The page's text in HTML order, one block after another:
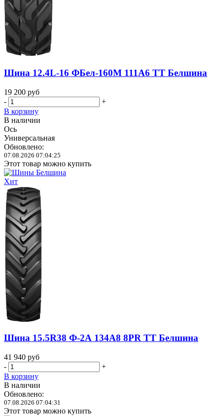
Шина 12.4L-16 ФБел-160М 111A6 TT Белшина
19 200 руб
-
+
В корзину
В наличии
Ось
Универсальная
Обновлено:
07.08.2026 07:04:25
Этот товар можно купить
Хит
Шина 15.5R38 Ф-2А 134A8 8PR TT Белшина
41 940 руб
-
+
В корзину
В наличии
Обновлено:
07.08.2026 07:04:31
Этот товар можно купить